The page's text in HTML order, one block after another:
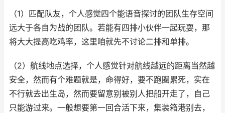
（1）匹配队友，个人感觉四个能语音探讨的团队生存空间
远大于各自为战的团队。若能有四排小伙伴一起玩耍，那
将大大提高吃鸡率，这里咱就先不讨论二排和单排。
（2）航线地点选择，个人感觉针对航线越远的距离当然越
安全，然而有个难题就是，命得好，要不跑圈累死，实在
不行就去出生岛，然而要留意别被别人把船开走了，自己
只能游过来。一般想要第一回合活下来，集装箱港别去，